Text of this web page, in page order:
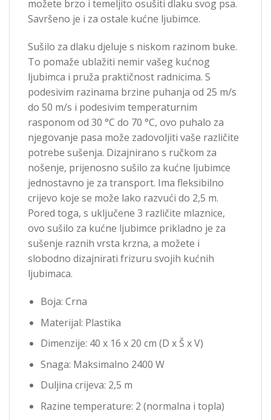
možete brzo i temeljito osušiti dlaku svog psa.
Savršeno je i za ostale kućne ljubimce.
Sušilo za dlaku djeluje s niskom razinom buke.
To pomaže ublažiti nemir vašeg kućnog
ljubimca i pruža praktičnost radnicima. S
podesivim razinama brzine puhanja od 25 m/s
do 50 m/s i podesivim temperaturnim
rasponom od 30 °C do 70 °C, ovo puhalo za
njegovanje pasa može zadovoljiti vaše različite
potrebe sušenja. Dizajnirano s ručkom za
nošenje, prijenosno sušilo za kućne ljubimce
jednostavno je za transport. Ima fleksibilno
crijevo koje se može lako razvući do 2,5 m.
Pored toga, s uključene 3 različite mlaznice,
ovo sušilo za kućne ljubimce prikladno je za
sušenje raznih vrsta krzna, a možete i
slobodno dizajnirati frizuru svojih kućnih
ljubimaca.
Boja: Crna
Materijal: Plastika
Dimenzije: 40 x 16 x 20 cm (D x Š x V)
Snaga: Maksimalno 2400 W
Duljina crijeva: 2,5 m
Razine temperature: 2 (normalna i topla)